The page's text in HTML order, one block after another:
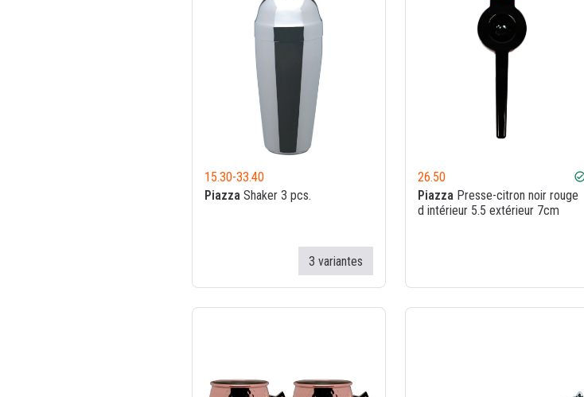
15.30-33.40
Piazza Shaker 3 pcs.
3 variantes
26.50
PiazzaPresse-citron noir rouge
d intérieur 5.5 extérieur 7cm